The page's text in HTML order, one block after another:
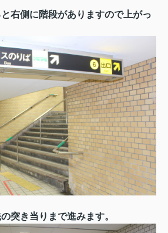
右側に階段がありますので上がっ
突き当りまで進みます。